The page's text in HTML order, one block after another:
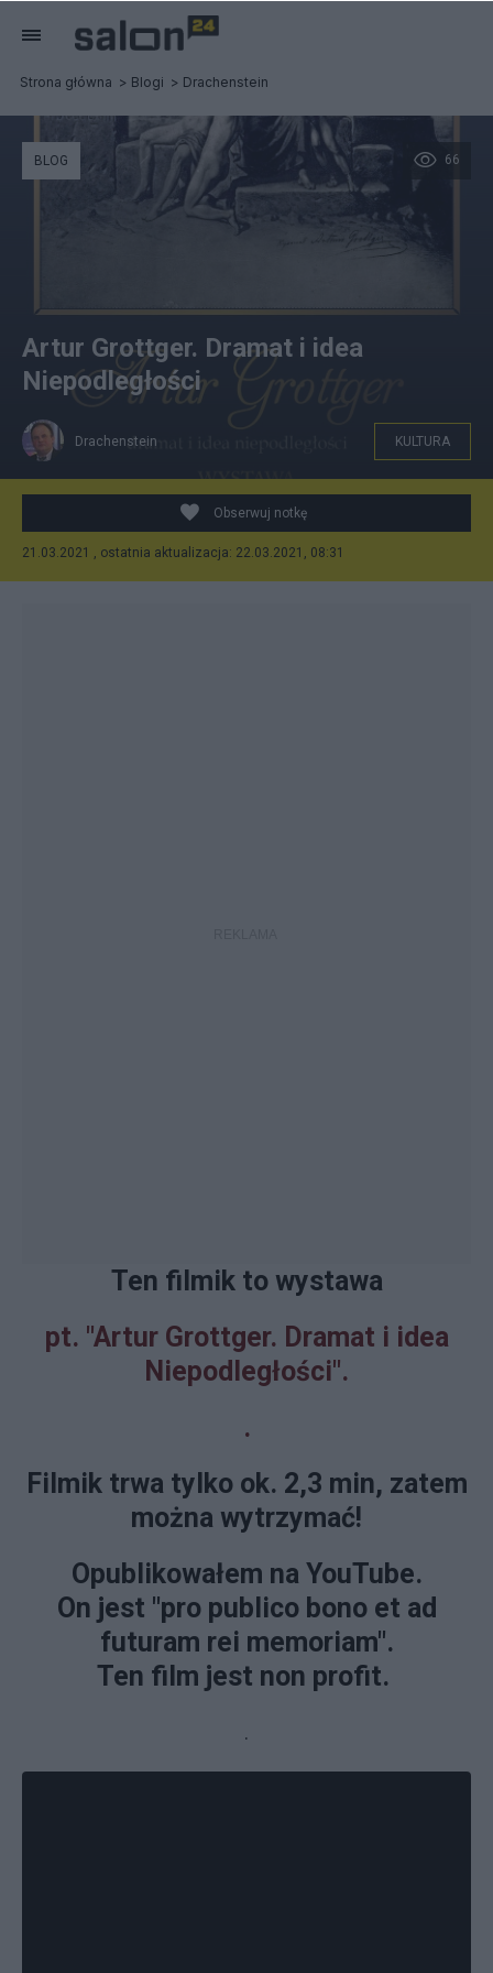
Strona główna Blogi Drachenstein
Artur Grottger. Dramat i idea Niepodległości
66
BLOG
Artur Grottger. Dramat i idea
Niepodległości
Drachenstein KULTURA
Obserwuj notkę
21.03.2021 , ostatnia aktualizacja: 22.03.2021, 08:31
Ten filmik to wystawa
pt. "Artur Grottger. Dramat i idea
Niepodległości".
.
Filmik trwa tylko ok. 2,3 min, zatem
można wytrzymać!
Opublikowałem na YouTube.
On jest "pro publico bono et ad
futuram rei memoriam".
Ten film jest non profit.
.